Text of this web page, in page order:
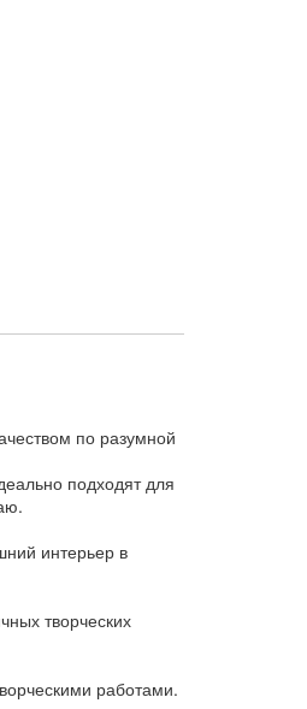
по разумной
подходят для
интерьер в
творческих
работами.